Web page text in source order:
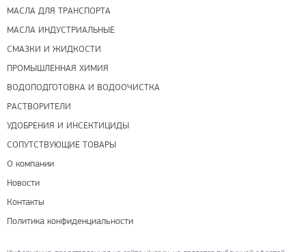
МАСЛА ДЛЯ ТРАНСПОРТА
МАСЛА ИНДУСТРИАЛЬНЫЕ
СМАЗКИ И ЖИДКОСТИ
ПРОМЫШЛЕННАЯ ХИМИЯ
ВОДОПОДГОТОВКА И ВОДООЧИСТКА
РАСТВОРИТЕЛИ
УДОБРЕНИЯ И ИНСЕКТИЦИДЫ
СОПУТСТВУЮЩИЕ ТОВАРЫ
О компании
Новости
Контакты
Политика конфиденциальности